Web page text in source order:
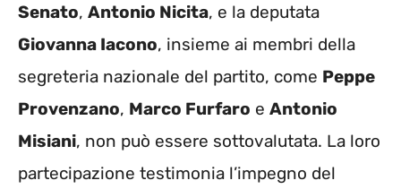
Senato, Antonio Nicita, e la deputata
Giovanna Iacono, insieme ai membri della
segreteria nazionale del partito, come Peppe
Provenzano, Marco Furfaro e Antonio
Misiani, non può essere sottovalutata. La loro
partecipazione testimonia l’impegno del